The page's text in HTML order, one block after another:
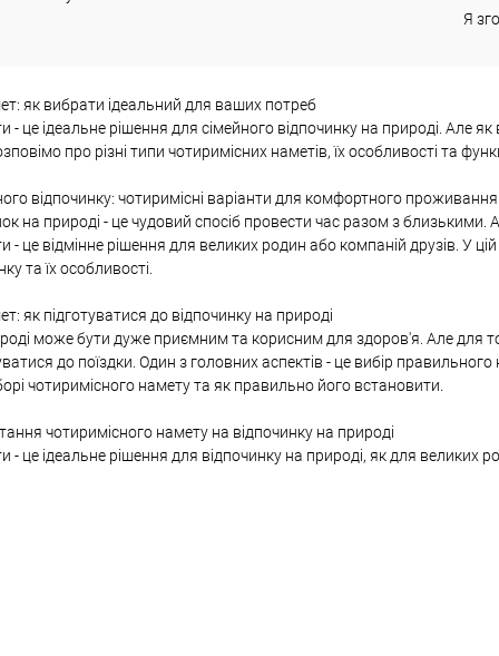
Я
як вибрати ідеальний для ваших потреб
- це ідеальне рішення для сімейного відпочинку на природі. Але
про різні типи чотиримісних наметів, їх особливості та
відпочинку: чотиримісні варіанти для комфортного проживання
на природі - це чудовий спосіб провести час разом з
- це відмінне рішення для великих родин або компаній друзів. У
та їх особливості.
як підготуватися до відпочинку на природі
може бути дуже приємним та корисним для здоров'я. Але для
до поїздки. Один з головних аспектів - це вибір
чотиримісного намету та як правильно його встановити.
чотиримісного намету на відпочинку на природі
- це ідеальне рішення для відпочинку на природі, як для великих